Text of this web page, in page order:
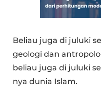
Beliau juga di juluki
geologi dan
beliau juga di juluki
nya dunia Islam.